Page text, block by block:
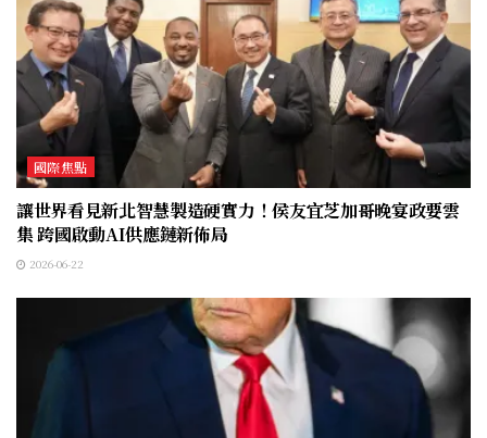
國際焦點
讓世界看見新北智慧製造硬實力！侯友宜芝加哥晚宴政要雲
集 跨國啟動AI供應鏈新佈局
2026-06-22